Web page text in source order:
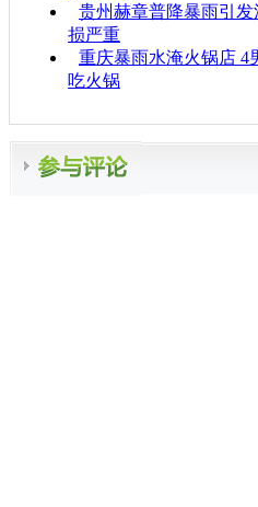
贵州赫章普降暴雨引
损严重
重庆暴雨水淹火锅店 4
吃火锅